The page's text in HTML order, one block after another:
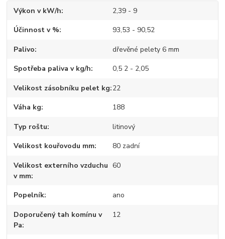
Výkon v kW/h 2,39 - 9
Účinnost v % 93,53 - 90,52
Palivo dřevěné pelety 6 mm
Spotřeba paliva v kg/h 0,5 2 - 2,05
Velikost zásobníku pelet kg 22
Váha kg 188
Typ roštu litinový
Velikost kouřovodu mm 80 zadní
Velikost externího vzduchu
v mm
60
Popelník ano
Doporučený tah komínu v
Pa
12